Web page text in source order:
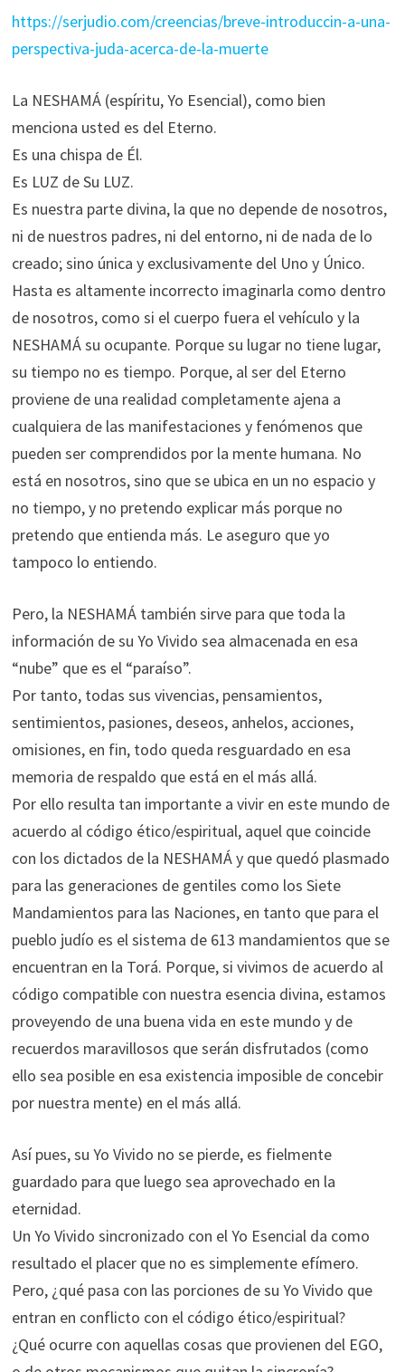
https://serjudio.com/creencias/breve-introduccin-a-una-
perspectiva-juda-acerca-de-la-muerte
La NESHAMÁ (espíritu, Yo Esencial), como bien
menciona usted es del Eterno.
Es una chispa de Él.
Es LUZ de Su LUZ.
Es nuestra parte divina, la que no depende de nosotros,
ni de nuestros padres, ni del entorno, ni de nada de lo
creado; sino única y exclusivamente del Uno y Único.
Hasta es altamente incorrecto imaginarla como dentro
de nosotros, como si el cuerpo fuera el vehículo y la
NESHAMÁ su ocupante. Porque su lugar no tiene lugar,
su tiempo no es tiempo. Porque, al ser del Eterno
proviene de una realidad completamente ajena a
cualquiera de las manifestaciones y fenómenos que
pueden ser comprendidos por la mente humana. No
está en nosotros, sino que se ubica en un no espacio y
no tiempo, y no pretendo explicar más porque no
pretendo que entienda más. Le aseguro que yo
tampoco lo entiendo.
Pero, la NESHAMÁ también sirve para que toda la
información de su Yo Vivido sea almacenada en esa
“nube” que es el “paraíso”.
Por tanto, todas sus vivencias, pensamientos,
sentimientos, pasiones, deseos, anhelos, acciones,
omisiones, en fin, todo queda resguardado en esa
memoria de respaldo que está en el más allá.
Por ello resulta tan importante a vivir en este mundo de
acuerdo al código ético/espiritual, aquel que coincide
con los dictados de la NESHAMÁ y que quedó plasmado
para las generaciones de gentiles como los Siete
Mandamientos para las Naciones, en tanto que para el
pueblo judío es el sistema de 613 mandamientos que se
encuentran en la Torá. Porque, si vivimos de acuerdo al
código compatible con nuestra esencia divina, estamos
proveyendo de una buena vida en este mundo y de
recuerdos maravillosos que serán disfrutados (como
ello sea posible en esa existencia imposible de concebir
por nuestra mente) en el más allá.
Así pues, su Yo Vivido no se pierde, es fielmente
guardado para que luego sea aprovechado en la
eternidad.
Un Yo Vivido sincronizado con el Yo Esencial da como
resultado el placer que no es simplemente efímero.
Pero, ¿qué pasa con las porciones de su Yo Vivido que
entran en conflicto con el código ético/espiritual?
¿Qué ocurre con aquellas cosas que provienen del EGO,